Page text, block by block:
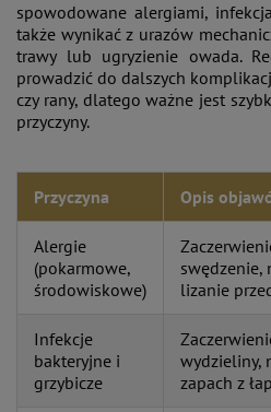
spowodowane alergiami,
także wynikać z urazów
trawy lub ugryzienie owada.
prowadzić do dalszych
czy rany, dlatego ważne jest
przyczyny​.
Przyczyna Opis
Alergie
(pokarmowe,
środowiskowe)
swędzenie,
lizanie
Infekcje
bakteryjne i
grzybicze
wydzieliny,
zapach z łap